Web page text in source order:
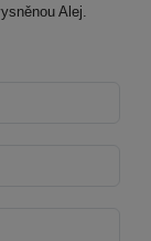
Alej.